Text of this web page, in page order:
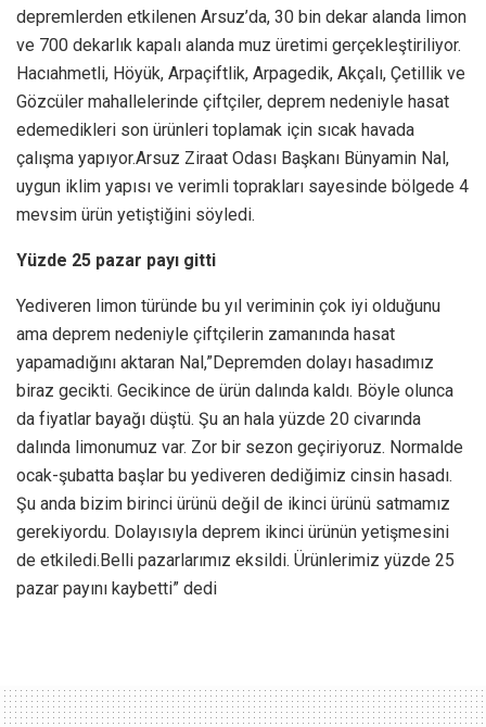
depremlerden etkilenen Arsuz’da, 30 bin dekar alanda limon
ve 700 dekarlık kapalı alanda muz üretimi gerçekleştiriliyor.
Hacıahmetli, Höyük, Arpaçiftlik, Arpagedik, Akçalı, Çetillik ve
Gözcüler mahallelerinde çiftçiler, deprem nedeniyle hasat
edemedikleri son ürünleri toplamak için sıcak havada
çalışma yapıyor.Arsuz Ziraat Odası Başkanı Bünyamin Nal,
uygun iklim yapısı ve verimli toprakları sayesinde bölgede 4
mevsim ürün yetiştiğini söyledi.
Yüzde 25 pazar payı gitti
Yediveren limon türünde bu yıl veriminin çok iyi olduğunu
ama deprem nedeniyle çiftçilerin zamanında hasat
yapamadığını aktaran Nal,”Depremden dolayı hasadımız
biraz gecikti. Gecikince de ürün dalında kaldı. Böyle olunca
da fiyatlar bayağı düştü. Şu an hala yüzde 20 civarında
dalında limonumuz var. Zor bir sezon geçiriyoruz. Normalde
ocak-şubatta başlar bu yediveren dediğimiz cinsin hasadı.
Şu anda bizim birinci ürünü değil de ikinci ürünü satmamız
gerekiyordu. Dolayısıyla deprem ikinci ürünün yetişmesini
de etkiledi.Belli pazarlarımız eksildi. Ürünlerimiz yüzde 25
pazar payını kaybetti” dedi